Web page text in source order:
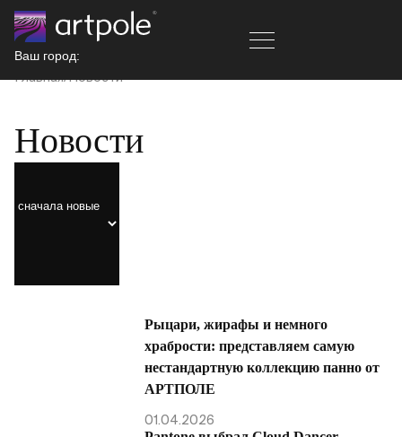
Ваш город:
Главная Новости
Новости
Рыцари, жирафы и немного
храбрости: представляем самую
нестандартную коллекцию панно от
АРТПОЛЕ
01.04.2026